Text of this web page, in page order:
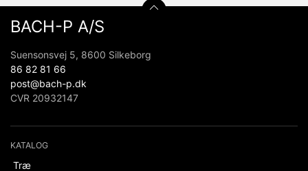
BACH-P A/S
Suensonsvej 5, 8600 Silkeborg
86 82 81 66
post@bach-p.dk
CVR 20932147
KATALOG
Træ